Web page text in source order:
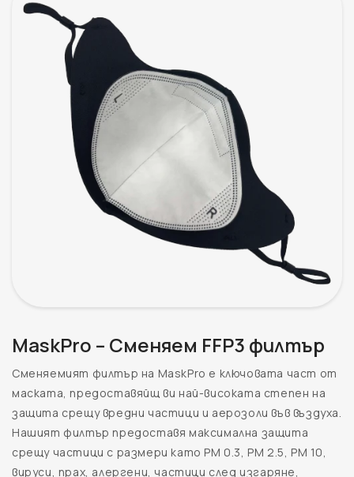
MaskPro – Сменяем FFP3 филтър
Сменяемият филтър на MaskPro е ключовата част от
маската, предоставяйщ ви най-високата степен на
защита срещу вредни частици и аерозоли във въздуха.
Нашият филтър предоставя максимална защита
срещу частици с размери като PM 0.3, PM 2.5, PM 10,
вируси, прах, алергени, частици след изгаряне,